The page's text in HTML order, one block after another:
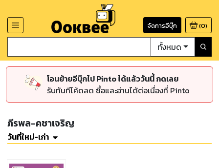
จัดการอีบุ๊ก (0)
ทั้งหมด
โอนย้ายอีบุ๊กไป Pinto ได้แล้ววันนี้ กดเลย
รับทันทีโค้ดลด ซื้อและอ่านได้ต่อเนื่องที่ Pinto
ภีรพล-คชาเจริญ
วันที่ใหม่-เก่า